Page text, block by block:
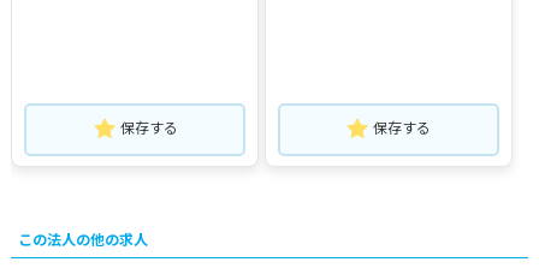
保存する 保存する
この法人の他の求人